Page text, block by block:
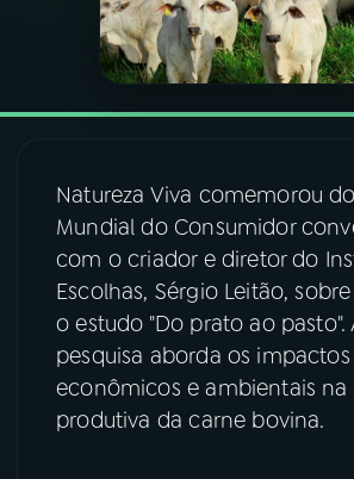
PODCASTS
VIDEOCASTS
FESTIVAL DE MÚSICA
ACOMPANHE A RÁDIO NACIONAL
YouTube Facebook
Natureza Viva comemorou
Mundial do Consumidor
com o criador e diretor do
Escolhas, Sérgio Leitão, sobre
o estudo "Do prato ao pasto".
pesquisa aborda os impactos
econômicos e ambientais na
produtiva da carne bovina.